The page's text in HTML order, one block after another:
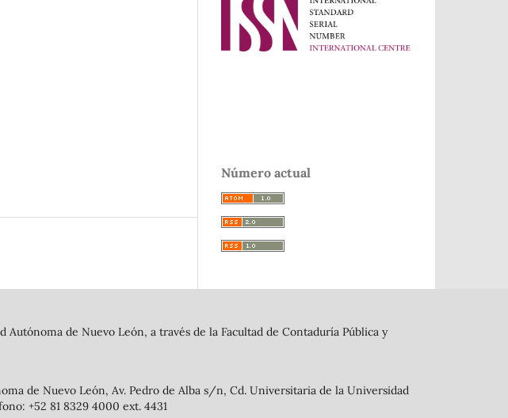
Número actual
de Nuevo León, a través de la Facultad de Contaduría Pública y
de Nuevo León, Av. Pedro de Alba s/n, Cd. Universitaria de la Universidad
+52 81 8329 4000 ext. 4431